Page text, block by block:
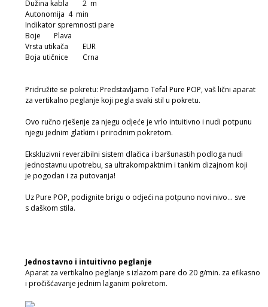
Dužina kabla
2 m
Autonomija 4 min
Indikator spremnosti pare
Boje
Plava
Vrsta utikača
EUR
Boja utičnice
Crna
Pridružite se pokretu: Predstavljamo Tefal Pure POP, vaš lični aparat
za vertikalno peglanje koji pegla svaki stil u pokretu.
Ovo ručno rješenje za njegu odjeće je vrlo intuitivno i nudi potpunu
njegu jednim glatkim i prirodnim pokretom.
Ekskluzivni reverzibilni sistem dlačica i baršunastih podloga nudi
jednostavnu upotrebu, sa ultrakompaktnim i tankim dizajnom koji
je pogodan i za putovanja!
Uz Pure POP, podignite brigu o odjeći na potpuno novi nivo... sve
s daškom stila.
Jednostavno i intuitivno peglanje
Aparat za vertikalno peglanje s izlazom pare do 20 g/min. za efikasno
i pročišćavanje jednim laganim pokretom.